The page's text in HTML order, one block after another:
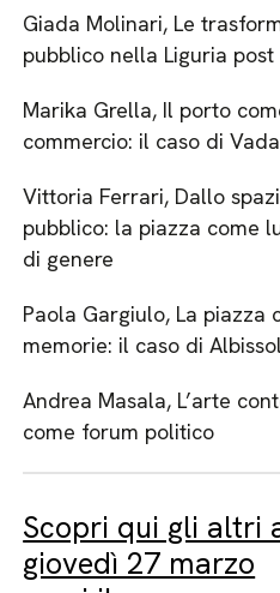
Giada Molinari, Le
pubblico nella Liguria post
Marika Grella, Il porto
commercio: il caso di
Vittoria Ferrari, Dallo
pubblico: la piazza come
di genere
Paola Gargiulo, La piazza
memorie: il caso di
Andrea Masala, L’arte
come forum politico
Scopri qui gli altri
giovedì 27 marzo